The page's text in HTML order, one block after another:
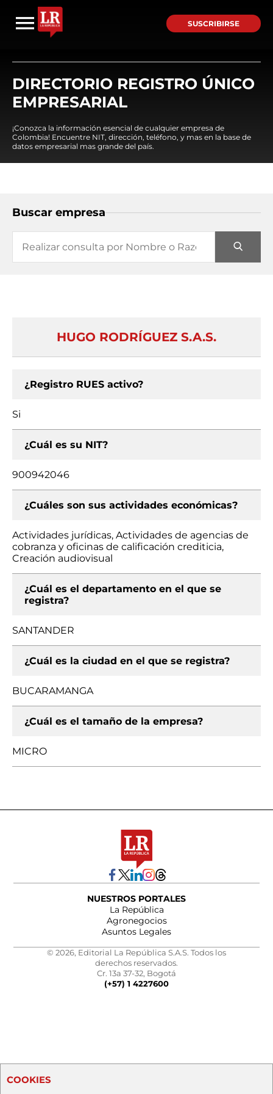
SUSCRIBIRSE
DIRECTORIO REGISTRO ÚNICO
EMPRESARIAL
¡Conozca la información esencial de cualquier empresa de
Colombia! Encuentre NIT, dirección, teléfono, y mas en la base de
datos empresarial mas grande del país.
Buscar empresa
HUGO RODRÍGUEZ S.A.S.
¿Registro RUES activo?
Si
¿Cuál es su NIT?
900942046
¿Cuáles son sus actividades económicas?
Actividades jurídicas, Actividades de agencias de
cobranza y oficinas de calificación crediticia,
Creación audiovisual
¿Cuál es el departamento en el que se
registra?
SANTANDER
¿Cuál es la ciudad en el que se registra?
BUCARAMANGA
¿Cuál es el tamaño de la empresa?
MICRO
NUESTROS PORTALES
La República
Agronegocios
Asuntos Legales
© 2026, Editorial La República S.A.S. Todos los
derechos reservados.
Cr. 13a 37-32, Bogotá
(+57) 1 4227600
COOKIES